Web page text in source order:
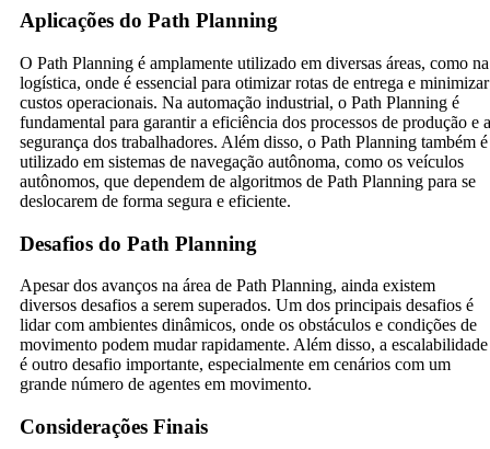
Aplicações do Path Planning
O Path Planning é amplamente utilizado em diversas áreas, como na
logística, onde é essencial para otimizar rotas de entrega e minimizar
custos operacionais. Na automação industrial, o Path Planning é
fundamental para garantir a eficiência dos processos de produção e a
segurança dos trabalhadores. Além disso, o Path Planning também é
utilizado em sistemas de navegação autônoma, como os veículos
autônomos, que dependem de algoritmos de Path Planning para se
deslocarem de forma segura e eficiente.
Desafios do Path Planning
Apesar dos avanços na área de Path Planning, ainda existem
diversos desafios a serem superados. Um dos principais desafios é
lidar com ambientes dinâmicos, onde os obstáculos e condições de
movimento podem mudar rapidamente. Além disso, a escalabilidade
é outro desafio importante, especialmente em cenários com um
grande número de agentes em movimento.
Considerações Finais